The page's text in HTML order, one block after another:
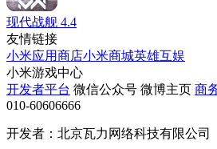
现代战舰 4.4
友情链接
小米应用商店小米商城英雄互娱
小米游戏中心
开发者平台 微信公众号 微博主页 商
010-60606666
开发者：北京瓦力网络科技有限公司